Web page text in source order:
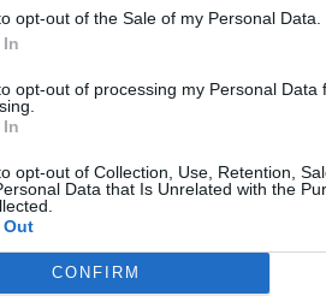
opt-out of the Sale of my Personal Data.
opt-out of processing my Personal Data
opt-out of Collection, Use, Retention,
Data that Is Unrelated with the
CONFIRM